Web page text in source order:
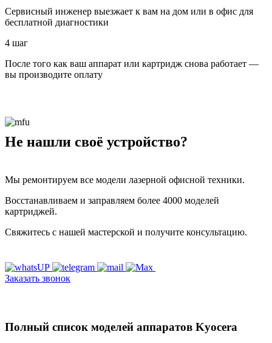
Сервисный инженер выезжает к вам на дом или в офис для
бесплатной диагностики
4 шаг
После того как ваш аппарат или картридж снова работает —
вы производите оплату
Не нашли своё устройство?
Мы ремонтируем все модели лазерной офисной техники.
Восстанавливаем и заправляем более 4000 моделей
картриджей.
Свяжитесь с нашей мастерской и получите консультацию.
Заказать звонок
Полный список моделей аппаратов Kyocera